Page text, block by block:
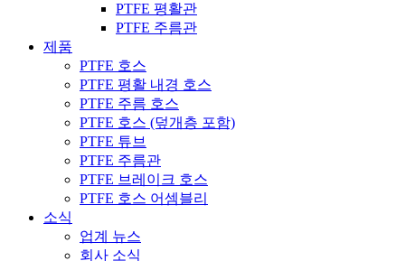
PTFE 평활관
PTFE 주름관
제품
PTFE 호스
PTFE 평활 내경 호스
PTFE 주름 호스
PTFE 호스 (덮개층 포함)
PTFE 튜브
PTFE 주름관
PTFE 브레이크 호스
PTFE 호스 어셈블리
소식
업계 뉴스
회사 소식